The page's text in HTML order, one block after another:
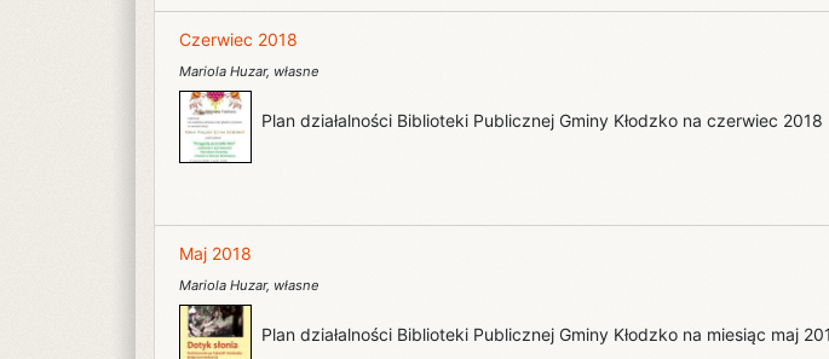
Czerwiec 2018
Mariola Huzar, własne
Plan działalności Biblioteki Publicznej Gminy Kłodzko na czerwiec 2018
Maj 2018
Mariola Huzar, własne
Plan działalności Biblioteki Publicznej Gminy Kłodzko na miesiąc maj